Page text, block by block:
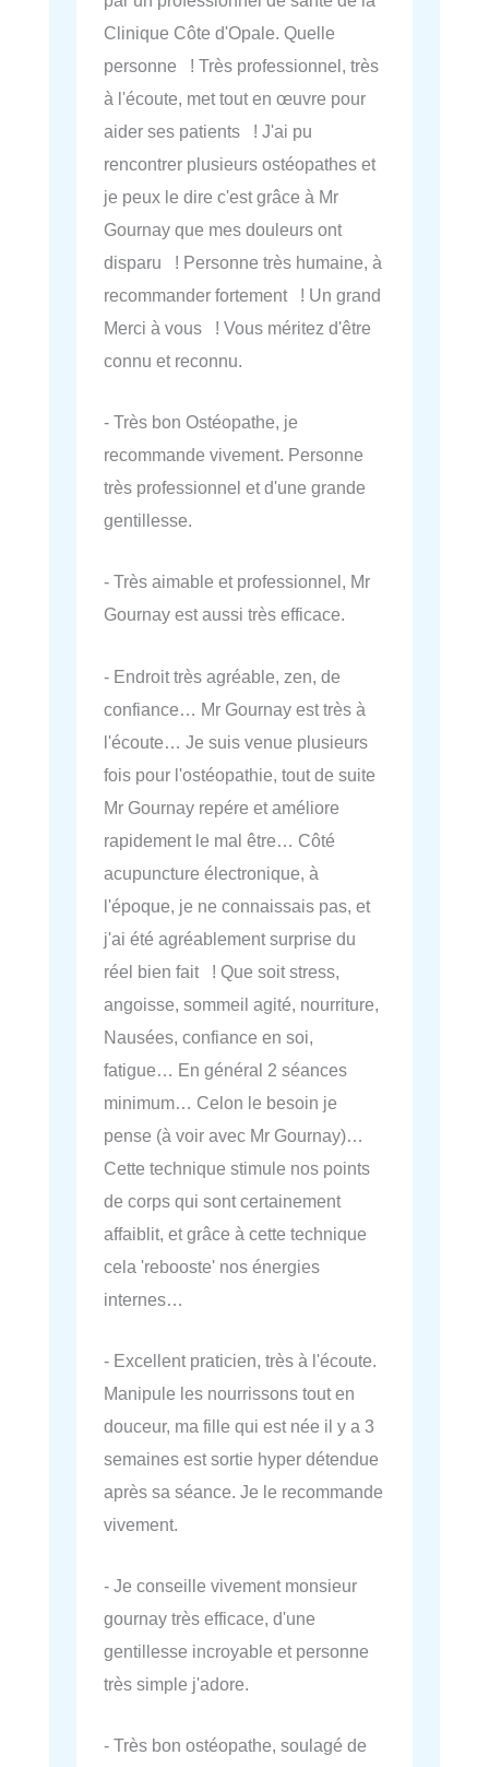
Clinique Côte d'Opale. Quelle
personne ! Très professionnel, très
à l'écoute, met tout en œuvre pour
aider ses patients ! J'ai pu
rencontrer plusieurs ostéopathes et
je peux le dire c'est grâce à Mr
Gournay que mes douleurs ont
disparu ! Personne très humaine, à
recommander fortement ! Un grand
Merci à vous ! Vous méritez d'être
connu et reconnu.
- Très bon Ostéopathe, je
recommande vivement. Personne
très professionnel et d'une grande
gentillesse.
- Très aimable et professionnel, Mr
Gournay est aussi très efficace.
- Endroit très agréable, zen, de
confiance… Mr Gournay est très à
l'écoute… Je suis venue plusieurs
fois pour l'ostéopathie, tout de suite
Mr Gournay repére et améliore
rapidement le mal être… Côté
acupuncture électronique, à
l'époque, je ne connaissais pas, et
j'ai été agréablement surprise du
réel bien fait ! Que soit stress,
angoisse, sommeil agité, nourriture,
Nausées, confiance en soi,
fatigue… En général 2 séances
minimum… Celon le besoin je
pense (à voir avec Mr Gournay)…
Cette technique stimule nos points
de corps qui sont certainement
affaiblit, et grâce à cette technique
cela 'rebooste' nos énergies
internes…
- Excellent praticien, très à l'écoute.
Manipule les nourrissons tout en
douceur, ma fille qui est née il y a 3
semaines est sortie hyper détendue
après sa séance. Je le recommande
vivement.
- Je conseille vivement monsieur
gournay très efficace, d'une
gentillesse incroyable et personne
très simple j'adore.
- Très bon ostéopathe, soulagé de